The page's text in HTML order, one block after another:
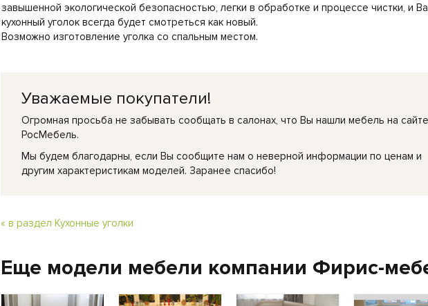
завышенной экологической безопасностью, легки в обработке и процессе чистки, и
кухонный уголок всегда будет смотреться как новый.
Возможно изготовление уголка со спальным местом.
Уважаемые покупатели!
Огромная просьба не забывать сообщать в салонах, что Вы нашли мебель на сайте
РосМебель.
Мы будем благодарны, если Вы сообщите нам о неверной информации по ценам и
другим характеристикам моделей. Заранее спасибо!
« в раздел Кухонные уголки
Еще модели мебели компании Фирис-